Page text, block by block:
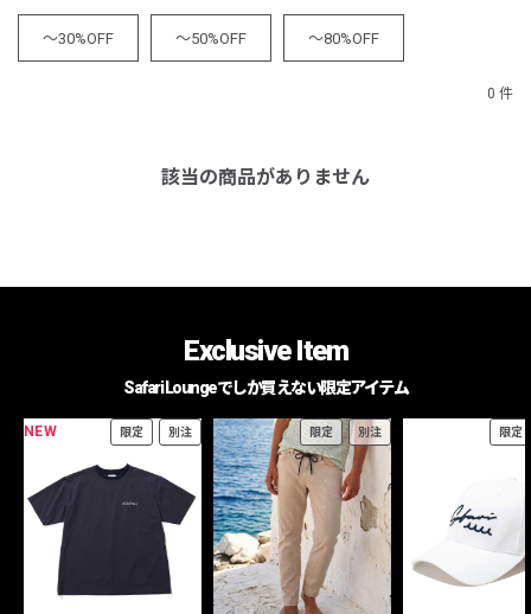
～30%OFF ～50%OFF ～80%OFF
0 件
該当の商品がありません
Exclusive Item
Safari Loungeでしか買えない限定アイテム
NEW 限定 別注 限定 別注 限定